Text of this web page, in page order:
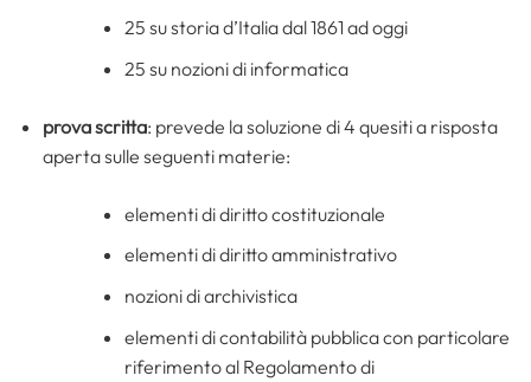
25 su storia d’Italia dal 1861 ad oggi
25 su nozioni di informatica
prova scritta: prevede la soluzione di 4 quesiti a risposta
aperta sulle seguenti materie:
elementi di diritto costituzionale
elementi di diritto amministrativo
nozioni di archivistica
elementi di contabilità pubblica con particolare
riferimento al Regolamento di